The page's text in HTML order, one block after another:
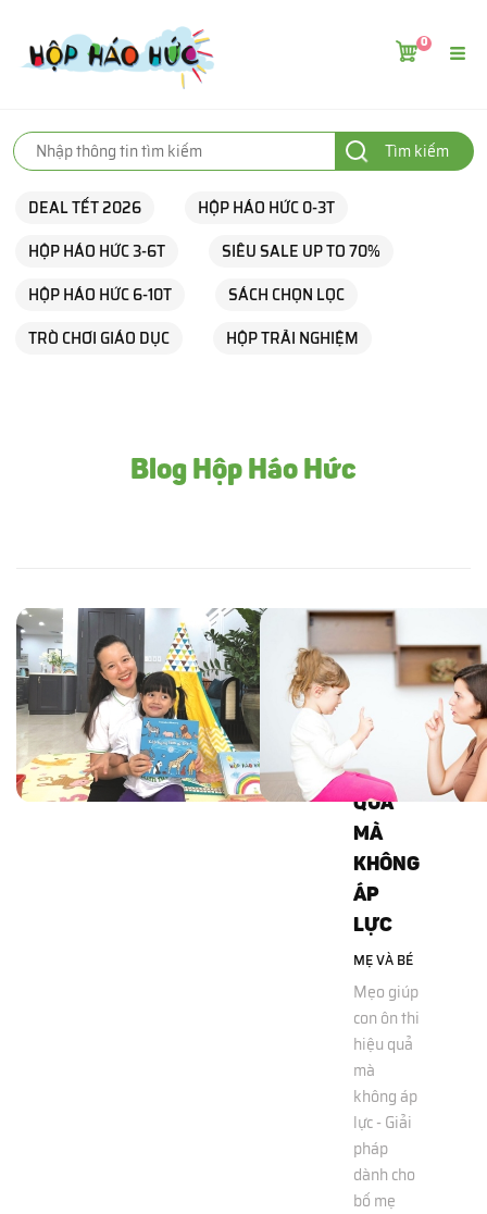
0
Tìm kiếm
DEAL TẾT 2026
HỘP HÁO HỨC 0-3T
HỘP HÁO HỨC 3-6T
SIÊU SALE UP TO 70%
HỘP HÁO HỨC 6-10T
SÁCH CHỌN LỌC
TRÒ CHƠI GIÁO DỤC
HỘP TRẢI NGHIỆM
Blog Hộp Háo Hức
TOP 5
MẸO
GIÚP
CON
ÔN THI
HIỆU
QUẢ
MÀ
KHÔNG
ÁP
LỰC
MẸ VÀ BÉ
Mẹo giúp
con ôn thi
hiệu quả
mà
không áp
lực - Giải
pháp
dành cho
bố mẹ